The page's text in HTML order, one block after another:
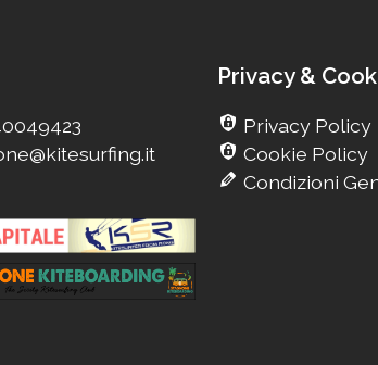
Privacy &
Privacy Policy
Cookie Policy
Condizioni